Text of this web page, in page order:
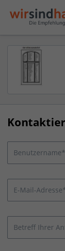
E-Mail-
Betreff Ihrer